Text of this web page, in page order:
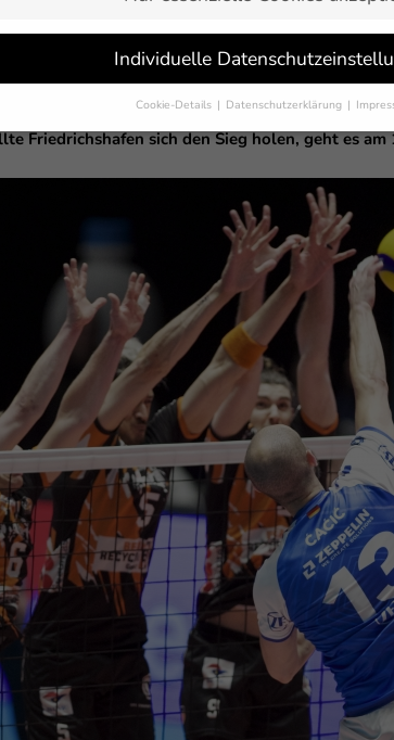
in Berlin, konnte der VfB Friedrichshafen
Das Team von Cheftrainer Mark
„best-of-five“-Serie mit 0:2 zurück. Am
Friedrichshafen sich den Sieg holen, geht es
Individuelle
Cookie-Details Datenschutzerklärung
geben möchten, müssen Sie Ihre Erziehungsberechtigten
Wir verwenden Cookies und andere Technologien auf
ihnen sind essenziell, während andere uns helfen, diese
Erfahrung zu verbessern.
Personenbezogene Daten
B. IP-Adressen), z. B. für personalisierte Anzeigen und
Inhaltsmessung. Weitere Informationen über die
Sie in unsererDatenschutzerklärung.
Hier finden Sie eine Übersicht über alle verwendeten
Einwilligung zu ganzen Kategorien geben oder sich weitere
lassen und so nur bestimmte Cookies auswählen.
Speichern Nur essenzielle Cookies akzeptieren
Essenziell (1)
Essenzielle Cookies ermöglichen grundlegende Funktionen und
Funktion der Website erforderlich.
Cookie-Informationen anzeigen
Externe Medien (6)
Inhalte von Videoplattformen und Social-Media-Plattformen
blockiert. Wenn Cookies von externen Medien akzeptiert werden,
diese Inhalte keiner manuellen Einwilligung mehr.
Cookie-Informationen anzeigen